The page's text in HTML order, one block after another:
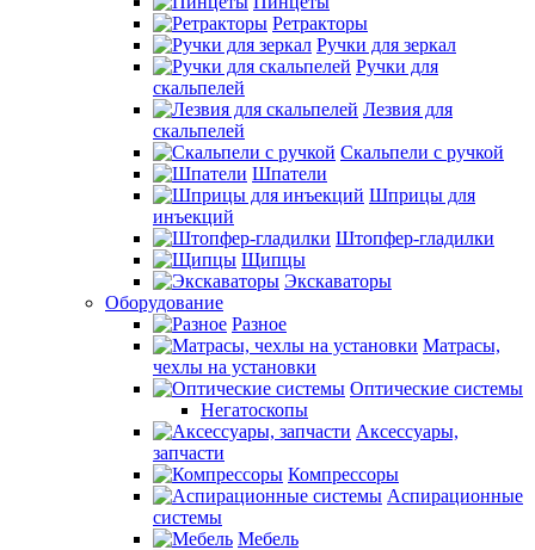
Ретракторы
Ручки для зеркал
Ручки для
скальпелей
Лезвия для
скальпелей
Скальпели с ручкой
Шпатели
Шприцы для
инъекций
Штопфер-гладилки
Щипцы
Экскаваторы
Оборудование
Разное
Матрасы,
чехлы на установки
Оптические системы
Негатоскопы
Аксессуары,
запчасти
Компрессоры
Аспирационные
системы
Мебель